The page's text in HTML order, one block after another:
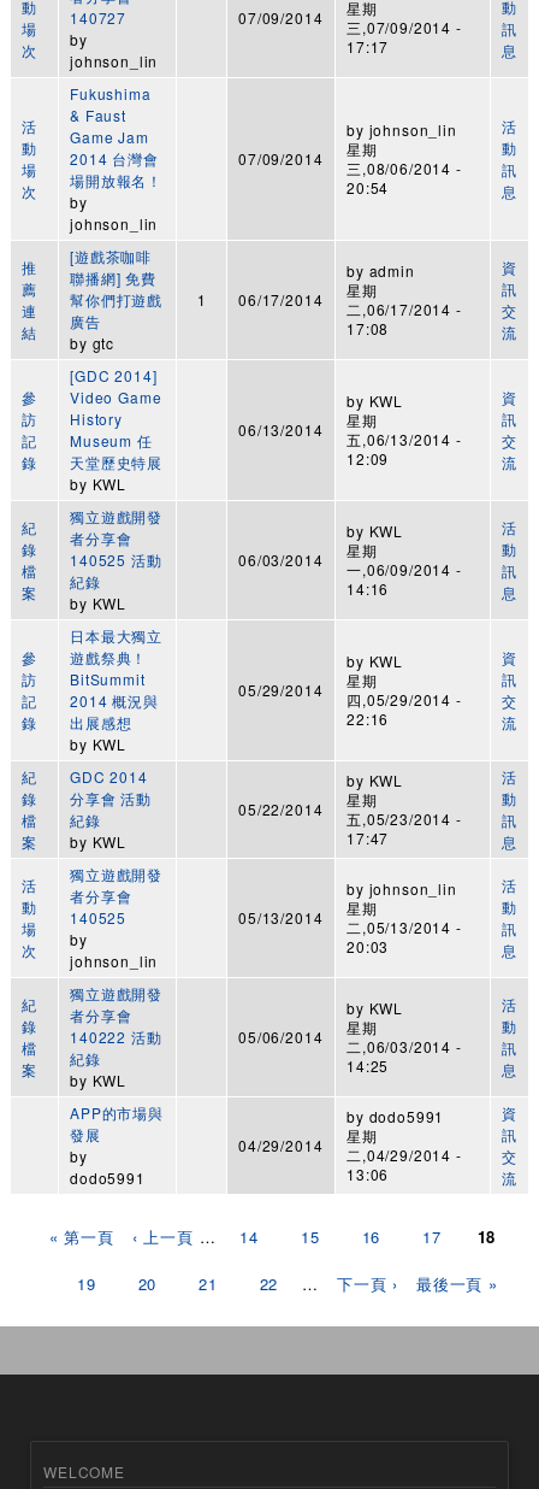
動
場
次
140727
by
johnson_lin
07/09/2014
星期
三,07/09/2014 -
17:17
動
訊
息
活
動
場
次
Fukushima
& Faust
Game Jam
2014 台灣會
場開放報名！
by
johnson_lin
07/09/2014
by johnson_lin
星期
三,08/06/2014 -
20:54
活
動
訊
息
推
薦
連
結
[遊戲茶咖啡
聯播網] 免費
幫你們打遊戲
廣告
by gtc
1 06/17/2014
by admin
星期
二,06/17/2014 -
17:08
資
訊
交
流
參
訪
記
錄
[GDC 2014]
Video Game
History
Museum 任
天堂歷史特展
by KWL
06/13/2014
by KWL
星期
五,06/13/2014 -
12:09
資
訊
交
流
紀
錄
檔
案
獨立遊戲開發
者分享會
140525 活動
紀錄
by KWL
06/03/2014
by KWL
星期
一,06/09/2014 -
14:16
活
動
訊
息
參
訪
記
錄
日本最大獨立
遊戲祭典！
BitSummit
2014 概況與
出展感想
by KWL
05/29/2014
by KWL
星期
四,05/29/2014 -
22:16
資
訊
交
流
紀
錄
檔
案
GDC 2014
分享會 活動
紀錄
by KWL
05/22/2014
by KWL
星期
五,05/23/2014 -
17:47
活
動
訊
息
活
動
場
次
獨立遊戲開發
者分享會
140525
by
johnson_lin
05/13/2014
by johnson_lin
星期
二,05/13/2014 -
20:03
活
動
訊
息
紀
錄
檔
案
獨立遊戲開發
者分享會
140222 活動
紀錄
by KWL
05/06/2014
by KWL
星期
二,06/03/2014 -
14:25
活
動
訊
息
APP的市場與
發展
by
dodo5991
04/29/2014
by dodo5991
星期
二,04/29/2014 -
13:06
資
訊
交
流
« 第一頁 ‹ 上一頁 … 14 15 16 17 18
19 20 21 22 … 下一頁 › 最後一頁 »
WELCOME